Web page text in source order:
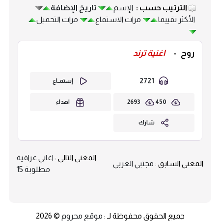
الترتيب حسب : الإسم
تاريخ الإضافة
الأكثر تقييما
مرات الاستماع مرات التحميل
روح - اغنية ترند
إستمــاع
450
2693 اهداء
شارك
المغني السابق : مجتبي العربي
المغني التالي : اغاني عراقية
مطلوبة 15
جميع الحقوق محفوظة لـ : موقع محروم © 2026